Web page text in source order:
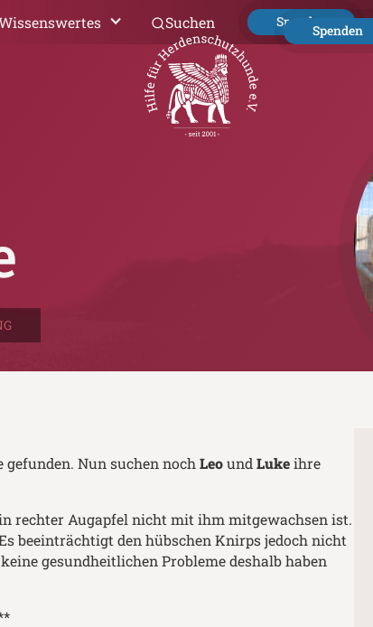
Suchen Spenden
Spenden
gefunden. Nun suchen nochLeoundLukeihre
rechter Augapfel nicht mit ihm mitgewachsen ist.
beeinträchtigt den hübschen Knirps jedoch nicht
gesundheitlichen Probleme deshalb haben